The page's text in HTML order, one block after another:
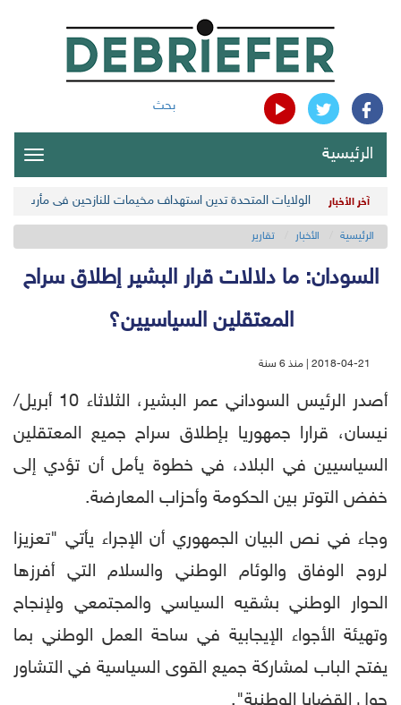
بحث
الرئيسية
آخر الأخبار الولايات المتحدة تدين استهداف مخيمات للنازحين في مأرب
الرئيسية الأخبار تقارير
السودان: ما دلالات قرار البشير إطلاق سراح
المعتقلين السياسيين؟
2018-04-21 | منذ 6 سنة
أصدر الرئيس السوداني عمر البشير، الثلاثاء 10 أبريل/
نيسان، قرارا جمهوريا بإطلاق سراح جميع المعتقلين
السياسيين في البلاد، في خطوة يأمل أن تؤدي إلى
خفض التوتر بين الحكومة وأحزاب المعارضة.
وجاء في نص البيان الجمهوري أن الإجراء يأتي "تعزيزا
لروح الوفاق والوئام الوطني والسلام التي أفرزها
الحوار الوطني بشقيه السياسي والمجتمعي ولإنجاح
وتهيئة الأجواء الإيجابية في ساحة العمل الوطني بما
يفتح الباب لمشاركة جميع القوى السياسية في التشاور
حول القضايا الوطنية".